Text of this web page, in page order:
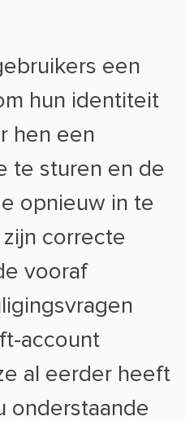
een
hun identiteit
hen een
te sturen en de
opnieuw in te
correcte
vooraf
account
al eerder heeft
onderstaande